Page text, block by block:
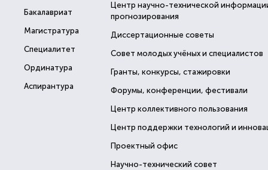
Бакалавриат
Магистратура
Специалитет
Ординатура
Аспирантура
Центр научно-технической
прогнозирования
Диссертационные советы
Совет молодых учёных и специалистов
Гранты, конкурсы, стажировки
Форумы, конференции, фестивали
Центр коллективного пользования
Центр поддержки технологий и
Проектный офис
Научно-технический совет